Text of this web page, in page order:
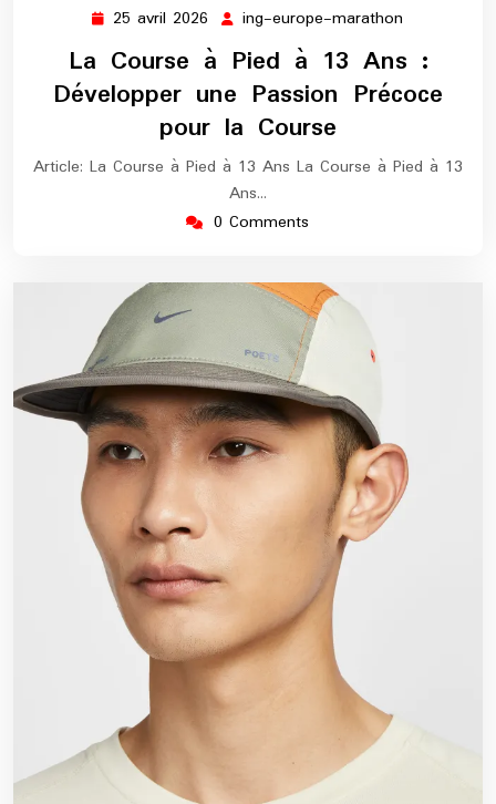
25 avril 2026 25
avril
2026
ing-europe-marathon
marathon
La Course à Pied à 13 Ans :
Développer une Passion Précoce
pour la Course
Article: La Course à Pied à 13 Ans La Course à Pied à 13
Ans…
0 Comments